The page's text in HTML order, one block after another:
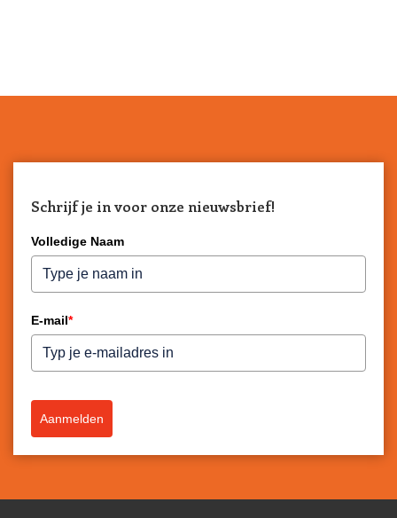
Schrijf je in voor onze nieuwsbrief!
Volledige Naam
E-mail*
Aanmelden